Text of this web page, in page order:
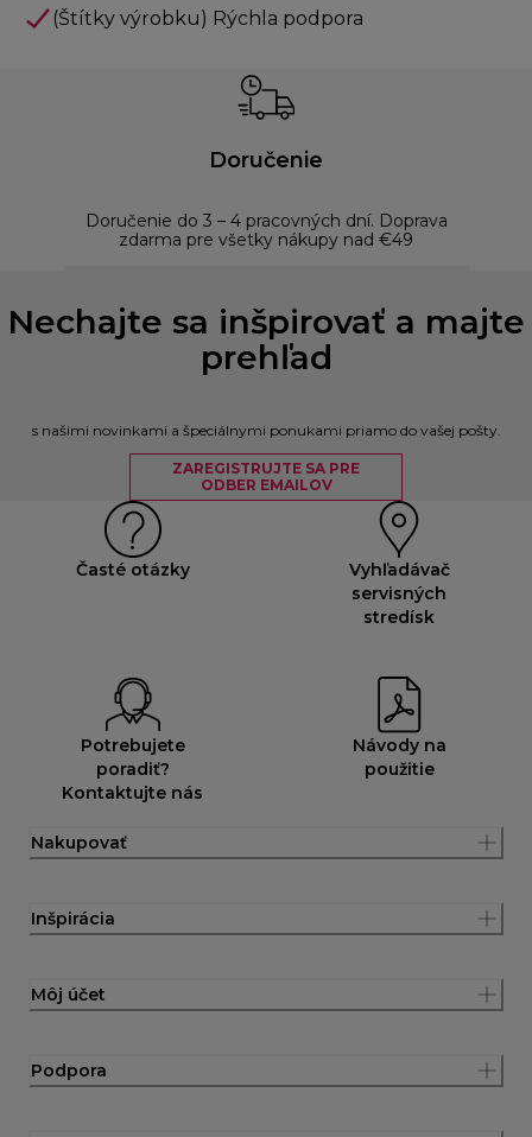
(Štítky výrobku) Rýchla podpora
Doručenie
Doručenie do 3 – 4 pracovných dní. Doprava
zdarma pre všetky nákupy nad €49
Nechajte sa inšpirovať a majte
prehľad
s našimi novinkami a špeciálnymi ponukami priamo do vašej pošty.
ZAREGISTRUJTE SA PRE
ODBER EMAILOV
Časté otázky
Vyhľadávač
servisných
stredísk
Potrebujete
poradiť?
Kontaktujte nás
Návody na
použitie
Nakupovať
Inšpirácia
Môj účet
Podpora